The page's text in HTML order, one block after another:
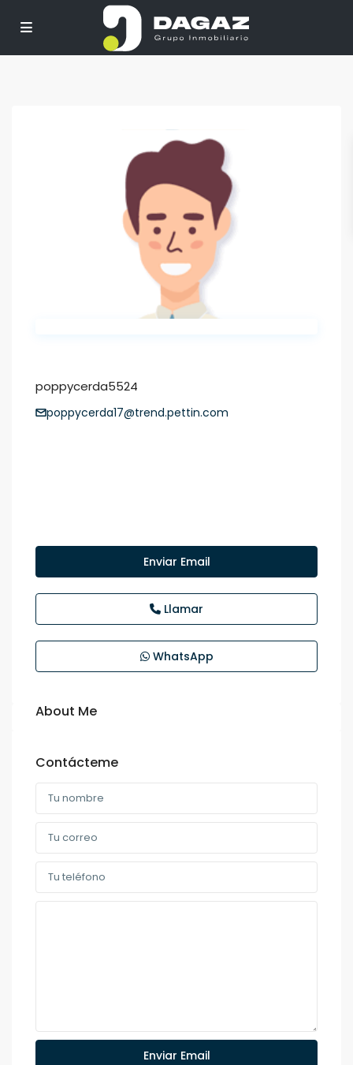
poppycerda5524
poppycerda17@trend.pettin.com
Enviar Email
Llamar
WhatsApp
About Me
Contácteme